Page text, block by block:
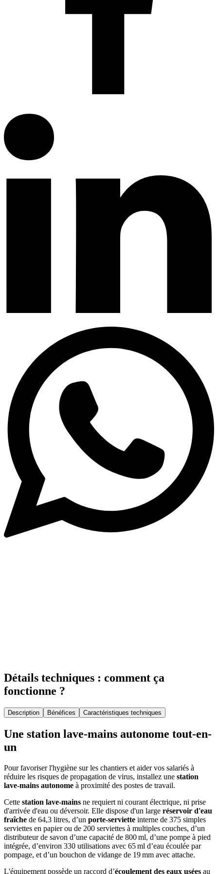
Détails techniques : comment ça
fonctionne ?
Description Bénéfices Caractéristiques techniques
Une station lave-mains autonome tout-en-
un
Pour favoriser l'hygiène sur les chantiers et aider vos salariés à
réduire les risques de propagation de virus, installez une station
lave-mains autonome à proximité des postes de travail.
Cette station lave-mains ne requiert ni courant électrique, ni prise
d'arrivée d'eau ou déversoir. Elle dispose d'un large réservoir d'eau
fraîche de 64,3 litres, d’un porte-serviette interne de 375 simples
serviettes en papier ou de 200 serviettes à multiples couches, d’un
distributeur de savon d’une capacité de 800 ml, d’une pompe à pied
intégrée, d’environ 330 utilisations avec 65 ml d’eau écoulée par
pompage, et d’un bouchon de vidange de 19 mm avec attache.
L'équipement possède un raccord d’écoulement des eaux usées au